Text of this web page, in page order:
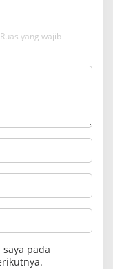
Ruas yang wajib
pada